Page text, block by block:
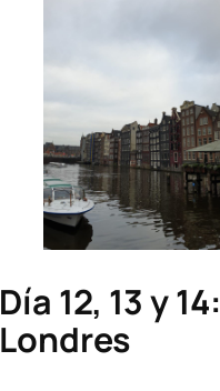
Día 12, 13 y 14:
Londres